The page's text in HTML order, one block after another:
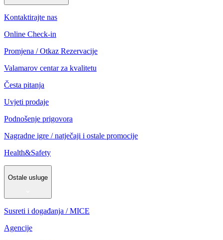
Kontaktirajte nas
Online Check-in
Promjena / Otkaz Rezervacije
Valamarov centar za kvalitetu
Česta pitanja
Uvjeti prodaje
Podnošenje prigovora
Nagradne igre / natječaji i ostale promocije
Health&Safety
Ostale usluge
Susreti i događanja / MICE
Agencije